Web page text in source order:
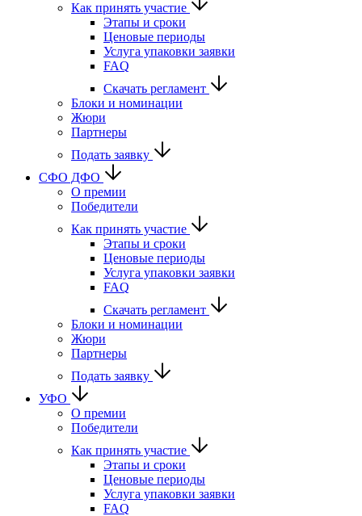
Как принять участие
Этапы и сроки
Ценовые периоды
Услуга упаковки заявки
FAQ
Скачать регламент
Блоки и номинации
Жюри
Партнеры
Подать заявку
CФО ДФО
О премии
Победители
Как принять участие
Этапы и сроки
Ценовые периоды
Услуга упаковки заявки
FAQ
Скачать регламент
Блоки и номинации
Жюри
Партнеры
Подать заявку
УФО
О премии
Победители
Как принять участие
Этапы и сроки
Ценовые периоды
Услуга упаковки заявки
FAQ